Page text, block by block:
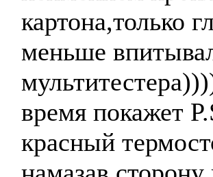
картона,только
меньше
время покажет
красный